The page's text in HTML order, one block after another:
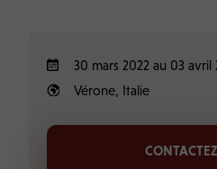
30 mars 2022 au 03 avril
Vérone, Italie